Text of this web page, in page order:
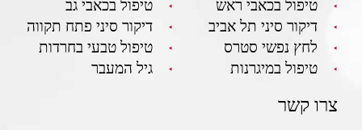
טיפול בכאבי ראש
טיפול בכאבי גב
דיקור סיני תל אביב
דיקור סיני פתח תקווה
לחץ נפשי סטרס
טיפול טבעי בחרדות
טיפול במיגרנות
גיל המעבר
צרו קשר